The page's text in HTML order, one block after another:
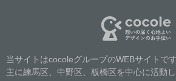
当サイトはcocoleグループのWEBサイトです
主に練馬区、中野区、板橋区を中心に活動